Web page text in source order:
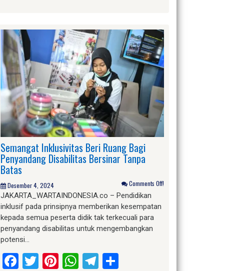
Semangat Inklusivitas Beri Ruang Bagi
Penyandang Disabilitas Bersinar Tanpa
Batas
Desember 4, 2024 Comments Off!
JAKARTA_WARTAINDONESIA.co – Pendidikan
inklusif pada prinsipnya memberikan kesempatan
kepada semua peserta didik tak terkecuali para
penyandang disabilitas untuk mengembangkan
potensi…
Facebook
Twitter
Pinterest
WhatsApp
Telegram